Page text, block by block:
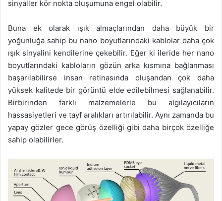
sinyaller kör nokta oluşumuna engel olabilir.
Buna ek olarak ışık almaçlarından daha büyük bir
yoğunluğa sahip bu nano boyutlarındaki kablolar daha çok
ışık sinyalini kendilerine çekebilir. Eğer ki ileride her nano
boyutlarındaki kabloların gözün arka kısmına bağlanması
başarılabilirse insan retinasında oluşandan çok daha
yüksek kalitede bir görüntü elde edilebilmesi sağlanabilir.
Birbirinden farklı malzemelerle bu algılayıcıların
hassasiyetleri ve tayf aralıkları artırılabilir. Aynı zamanda bu
yapay gözler gece görüş özelliği gibi daha birçok özelliğe
sahip olabilirler.